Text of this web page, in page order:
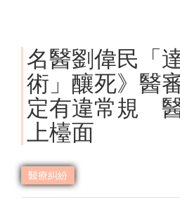
名醫劉偉民「
術」釀死》醫
定有違常規
上檯面
醫療糾紛